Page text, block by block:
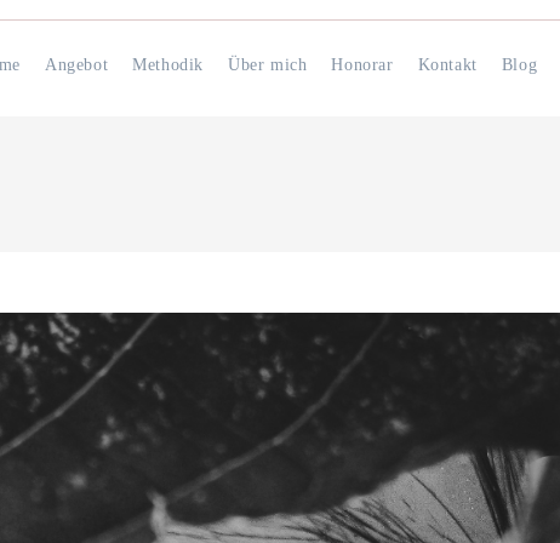
Angebot Methodik Über mich Honorar Kontakt Blog